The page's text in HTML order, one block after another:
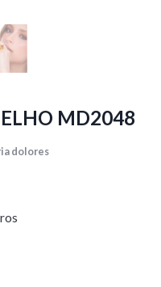
MD2048
dolores